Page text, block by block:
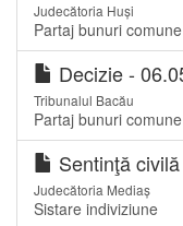
Judecătoria Huși
Partaj bunuri comune
Decizie -
Tribunalul Bacău
Partaj bunuri comune
Sentinţă
Judecătoria Mediaș
Sistare indiviziune